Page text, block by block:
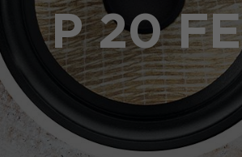
P 20 FE